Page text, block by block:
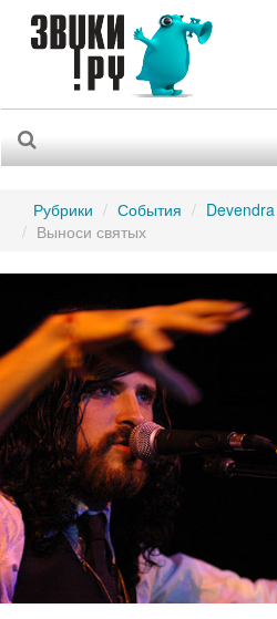
Рубрики События
Выноси святых